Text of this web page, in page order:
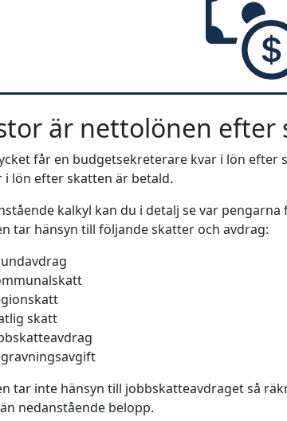
är nettolönen efter
får en budgetsekreterare kvar i lön efter
i lön efter skatten är betald.
kalkyl kan du i detalj se var
tar hänsyn till följande skatter och avdrag:
skatt
tar inte hänsyn till jobbskatteavdraget så
nedanstående belopp.